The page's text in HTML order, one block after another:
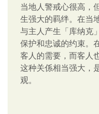
当地人警戒心很高，
生强大的羁绊。在当
与主人产生「库纳克
保护和忠诚的约束。
客人的需要，而客人
这种关係相当强大，
观。